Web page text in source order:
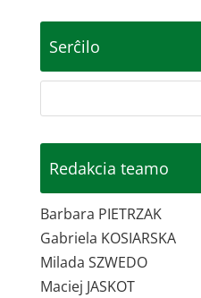
Serĉilo
Redakcia teamo
Barbara PIETRZAK
Gabriela KOSIARSKA
Milada SZWEDO
Maciej JASKOT